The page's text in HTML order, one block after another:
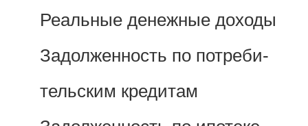
Реальные денежные доходы
Задолженность по потреби-
тельским кредитам